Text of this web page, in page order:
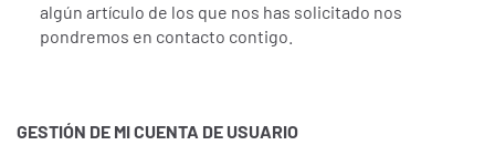
algún artículo de los que nos has solicitado nos
pondremos en contacto contigo.
GESTIÓN DE MI CUENTA DE USUARIO